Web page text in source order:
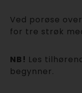
Ved porøse
for tre strøk
NB! Les
begynner.